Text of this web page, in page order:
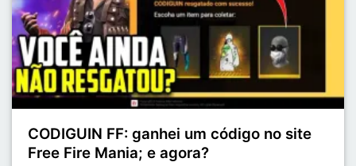
CODIGUIN FF: ganhei um código no site
Free Fire Mania; e agora?